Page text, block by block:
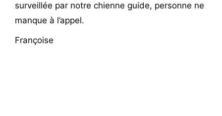
surveillée par notre chienne guide, personne ne
manque à l’appel.
Françoise